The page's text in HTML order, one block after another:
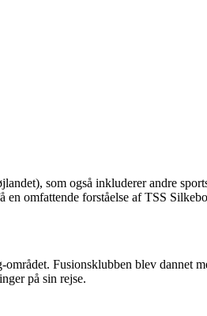
som også inkluderer andre
omfattende forståelse af TSS
Fusionsklubben blev dannet
på sin rejse.